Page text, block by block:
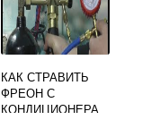
КАК СТРАВИТЬ
ФРЕОН С
КОНДИЦИОНЕРА